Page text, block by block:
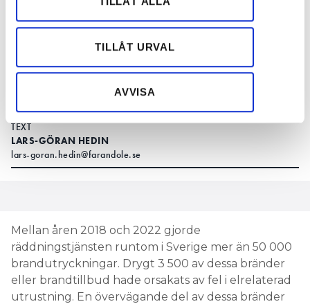
annons- och analysföretag som vi samarbetar med.
Dessa kan i sin tur kombinera informationen med annan
samlat in när du har använt deras tjänster.
TILLÅT URVAL
AVVISA
Foto: Lars-Göran Hedin
Det uppstår ofta bränder orsakade av dosor,
kablar och strömställare. Men vet du vad
som är elteknikens brandvärsting? Vi listar
TEXT
LARS-GÖRAN HEDIN
lars-goran.hedin@farandole.se
Mellan åren 2018 och 2022 gjorde
räddningstjänsten runtom i Sverige mer än 50 000
brandutryckningar. Drygt 3 500 av dessa bränder
eller brandtillbud hade orsakats av fel i elrelaterad
utrustning. En övervägande del av dessa bränder